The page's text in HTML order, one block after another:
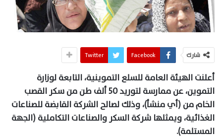
شارك Facebook
Twitter
أعلنت الهيئة العامة للسلع التموينية، التابعة لوزارة
التموين، عن ممارسة لتوريد 50 ألف طن من سكر القصب
الخام من (أي منشأ)، وذلك لصالح الشركة القابضة للصناعات
الغذائية، ويمثلها شركة السكر والصناعات التكاملية (الجهة
المستلمة).